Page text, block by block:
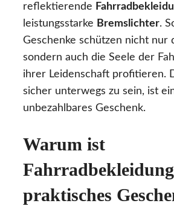
reflektierende
leistungsstarke Bremslichter.
Geschenke schützen nicht nur
sondern auch die Seele der
ihrer Leidenschaft profitieren.
sicher unterwegs zu sein, ist
unbezahlbares Geschenk.
Warum ist
praktisches